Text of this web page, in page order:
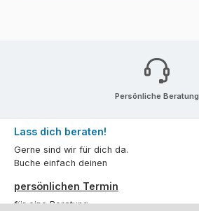
Persönliche Beratung
Lass dich beraten!
Gerne sind wir für dich da.
Buche einfach deinen
persönlichen Termin
für eine Beratung.